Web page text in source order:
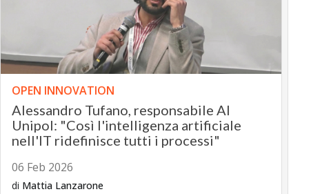
OPEN INNOVATION
Alessandro Tufano, responsabile AI
Unipol: "Così l'intelligenza artificiale
nell'IT ridefinisce tutti i processi"
06 Feb 2026
di Mattia Lanzarone